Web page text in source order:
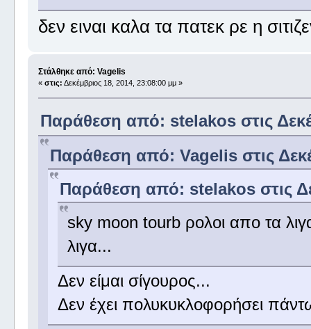
δεν ειναι καλα τα πατεκ ρε η
Στάλθηκε από: Vagelis
« στις: Δεκέμβριος 18, 2014, 23:08:00 μμ »
Παράθεση από: stelakos στις
Παράθεση από: Vagelis στις
Παράθεση από: stelakos στις
sky moon tourb ρολοι απο τα
λιγα...
Δεν είμαι σίγουρος...
Δεν έχει πολυκυκλοφορήσει